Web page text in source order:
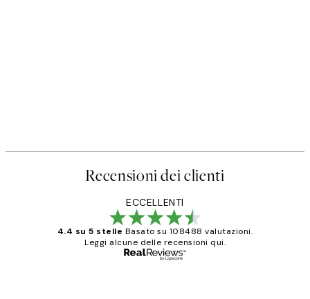
Recensioni dei clienti
ECCELLENTI
4.4 su 5 stelle Basato su 108488 valutazioni.
Leggi alcune delle recensioni qui.